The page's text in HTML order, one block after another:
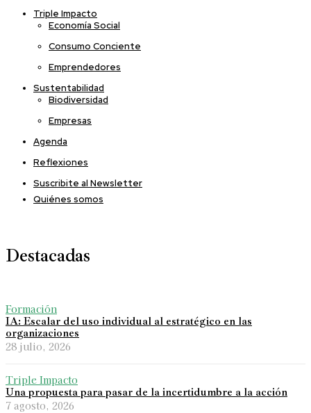
Triple Impacto
Economía Social
Consumo Conciente
Emprendedores
Sustentabilidad
Biodiversidad
Empresas
Agenda
Reflexiones
Suscribite al Newsletter
Quiénes somos
Destacadas
Formación
IA: Escalar del uso individual al estratégico en las
organizaciones
28 julio, 2026
Triple Impacto
Una propuesta para pasar de la incertidumbre a la acción
7 agosto, 2026